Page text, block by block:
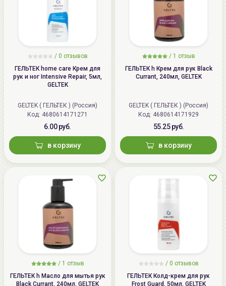
/ 0 отзывов
ГЕЛЬТЕК home care Крем для
рук и ног Intensive Repair, 5мл,
GELTEK
GELTEK ( ГЕЛЬТЕК ) (Россия)
Код: 4680614171271
6.00 руб.
в корзину
/ 1 отзыв
ГЕЛЬТЕК h Крем для рук Black
Currant, 240мл, GELTEK
GELTEK ( ГЕЛЬТЕК ) (Россия)
Код: 4680614171929
55.25 руб.
в корзину
/ 1 отзыв
ГЕЛЬТЕК h Масло для мытья рук
Black Currant, 240мл, GELTEK
/ 0 отзывов
ГЕЛЬТЕК Колд-крем для рук
Frost Guard, 50мл, GELTEK